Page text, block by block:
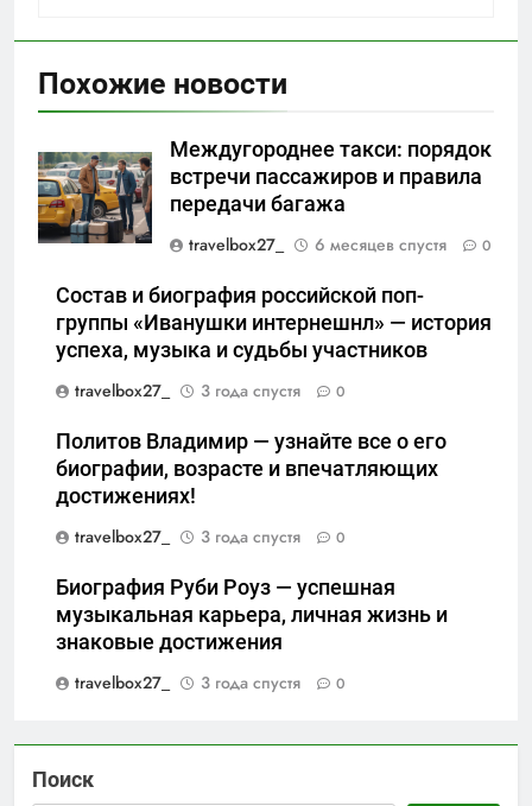
Похожие новости
Междугороднее такси: порядок
встречи пассажиров и правила
передачи багажа
travelbox27_
6 месяцев спустя 0
Состав и биография российской поп-
группы «Иванушки интернешнл» — история
успеха, музыка и судьбы участников
travelbox27_
3 года спустя 0
Политов Владимир — узнайте все о его
биографии, возрасте и впечатляющих
достижениях!
travelbox27_
3 года спустя 0
Биография Руби Роуз — успешная
музыкальная карьера, личная жизнь и
знаковые достижения
travelbox27_
3 года спустя 0
Поиск